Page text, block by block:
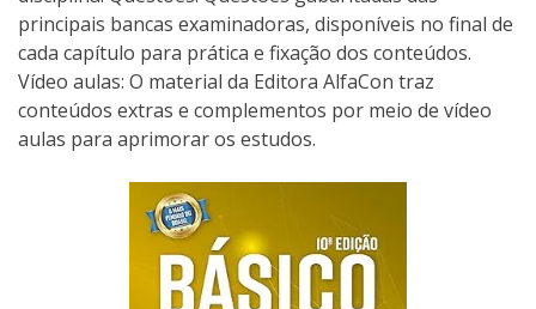
principais bancas examinadoras, disponíveis no final de
cada capítulo para prática e fixação dos conteúdos.
Vídeo aulas: O material da Editora AlfaCon traz
conteúdos extras e complementos por meio de vídeo
aulas para aprimorar os estudos.